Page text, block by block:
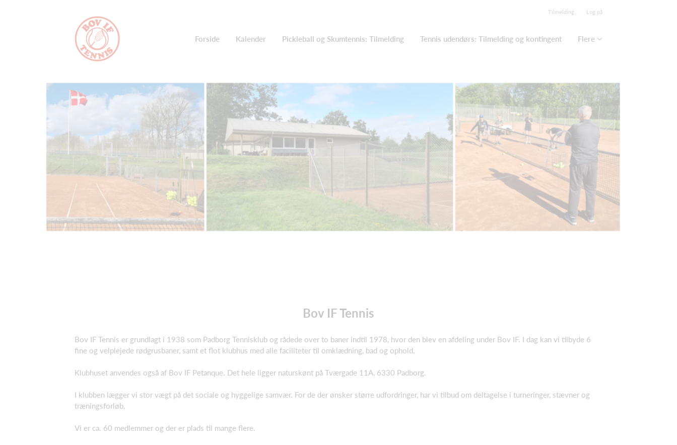
Tilmelding Log på
Forside Kalender Pickleball og Skumtennis: Tilmelding Tennis udendørs: Tilmelding og kontingent Flere
Bov IF Tennis
Bov IF Tennis er grundlagt i 1938 som Padborg Tennisklub og rådede over to baner indtil 1978, hvor den blev en afdeling under Bov IF. I dag kan vi tilbyde 6
fine og velplejede rødgrusbaner, samt et flot klubhus med alle faciliteter til omklædning, bad og ophold.
Klubhuset anvendes også af Bov IF Petanque. Det hele ligger naturskønt på Tværgade 11A, 6330 Padborg.
I klubben lægger vi stor vægt på det sociale og hyggelige samvær. For de der ønsker større udfordringer, har vi tilbud om deltagelse i turneringer, stævner og
træningsforløb.
Vi er ca. 60 medlemmer og der er plads til mange flere.